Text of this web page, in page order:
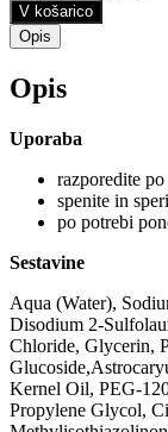
V košarico
Opis
Opis
Uporaba
razporedite
spenite in
po potrebi
Sestavine
Aqua (Water),
Disodium 2-
Chloride, Glycerin,
Kernel Oil, PEG-
Propylene Glycol,